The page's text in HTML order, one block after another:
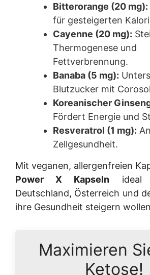
Bitterorange (20 mg):
für gesteigerten
Cayenne (20 mg):
Thermogenese und
Fettverbrennung.
Banaba (5 mg):
Blutzucker mit
Koreanischer
Fördert Energie und
Resveratrol (1 mg):
Zellgesundheit.
Mit veganen, allergenfreien
Power X Kapseln ideal
Deutschland, Österreich und
ihre Gesundheit steigern
Maximieren
Ketose!